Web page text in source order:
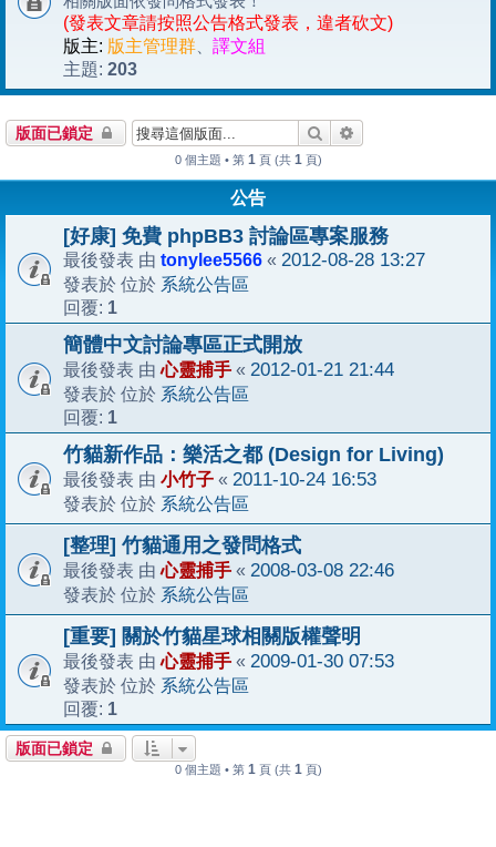
(發表文章請按照公告格式發表，違者砍文)
版主: 版主管理群
譯文組
主題: 203
版面已鎖定 搜尋
0 個主題 • 第 1 頁 (共 1 頁)
公告
[好康] 免費 phpBB3 討論區專案服務
最後發表 由 tonylee5566 « 2012-08-28 13:27
發表於 位於 系統公告區
回覆: 1
簡體中文討論專區正式開放
最後發表 由心靈捕手 « 2012-01-21 21:44
發表於 位於 系統公告區
回覆: 1
竹貓新作品：樂活之都 (Design for Living)
最後發表 由 小竹子 « 2011-10-24 16:53
發表於 位於 系統公告區
[整理] 竹貓通用之發問格式
最後發表 由心靈捕手 « 2008-03-08 22:46
發表於 位於 系統公告區
[重要] 關於竹貓星球相關版權聲明
最後發表 由心靈捕手 « 2009-01-30 07:53
發表於 位於 系統公告區
回覆: 1
版面已鎖定
0 個主題 • 第 1 頁 (共 1 頁)